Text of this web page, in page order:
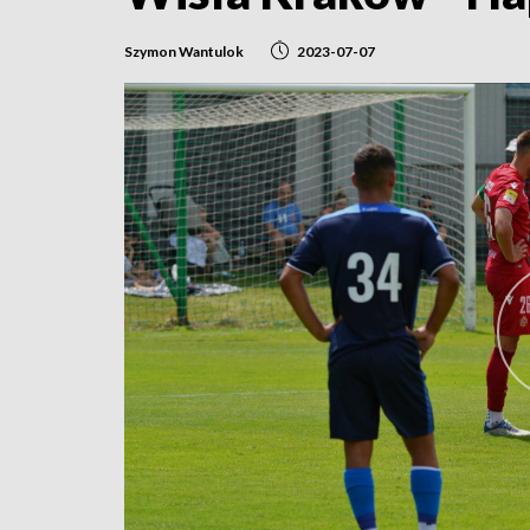
Szymon Wantulok 2023-07-07